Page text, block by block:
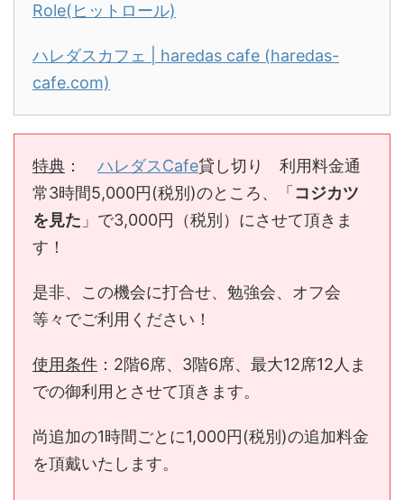
Role(ヒットロール)
ハレダスカフェ | haredas cafe (haredas-
cafe.com)
特典 ： ハレダスCafe貸し切り 利用料金通
常3時間5,000円(税別)のところ、「 コジカツ
を見た 」で3,000円（税別）にさせて頂きま
す！
是非、この機会に打合せ、勉強会、オフ会
等々でご利用ください！
使用条件 ：2階6席、3階6席、最大12席12人ま
での御利用とさせて頂きます。
尚追加の1時間ごとに1,000円(税別)の追加料金
を頂戴いたします。